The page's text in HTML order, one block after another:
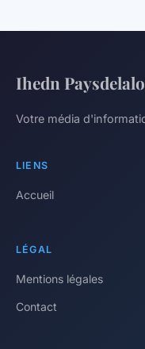
Ihedn
Votre média
LIENS
Accueil
LÉGAL
Mentions légales
Contact